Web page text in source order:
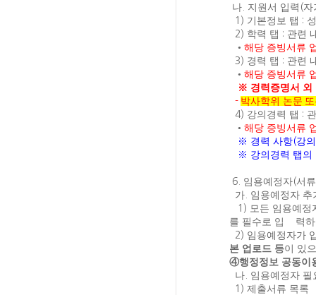
나 지원서 입력 (자
1) 기본정보 탭 :
2) 학력 탭 : 관련
• 해당 증빙서류
3) 경력 탭 : 관련
• 해당 증빙서류
※ 경력증명서 외
- 박사학위 논문
4) 강의경력 탭 :
• 해당 증빙서류
※ 경력 사항(강
※ 강의경력 탭의
6. 임용예정자(서
가 임용예정자 추
1) 모든 임용예정
를 필수로 입 력하
2) 임용예정자가
본 업로드 등이 있
④행정정보 공동이
나 임용예정자 필
1) 제출서류 목록